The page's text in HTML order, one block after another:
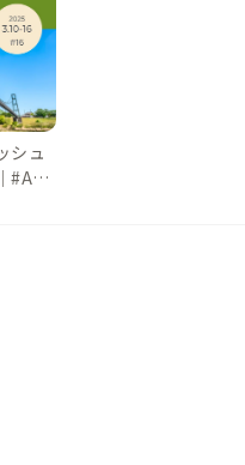
ビールと窯で焼くピザが絶
シールズ
カヤマ：徒歩7分（パン
ラスモール湘南：徒歩15
シュ
#AD